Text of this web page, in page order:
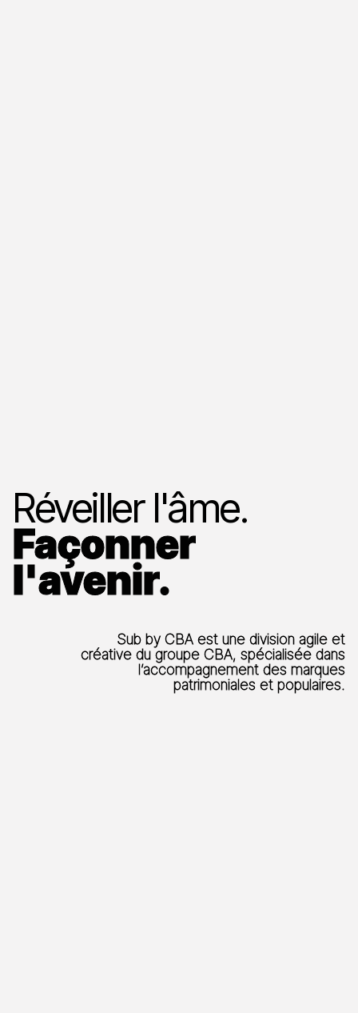
Réveiller l'âme.
Façonner
l'avenir.
Sub by CBA est une division agile et
créative du groupe CBA, spécialisée dans
l’accompagnement des marques
patrimoniales et populaires.